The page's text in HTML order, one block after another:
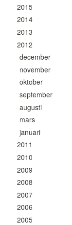
2015
2014
2013
2012
december
november
oktober
september
augusti
mars
januari
2011
2010
2009
2008
2007
2006
2005